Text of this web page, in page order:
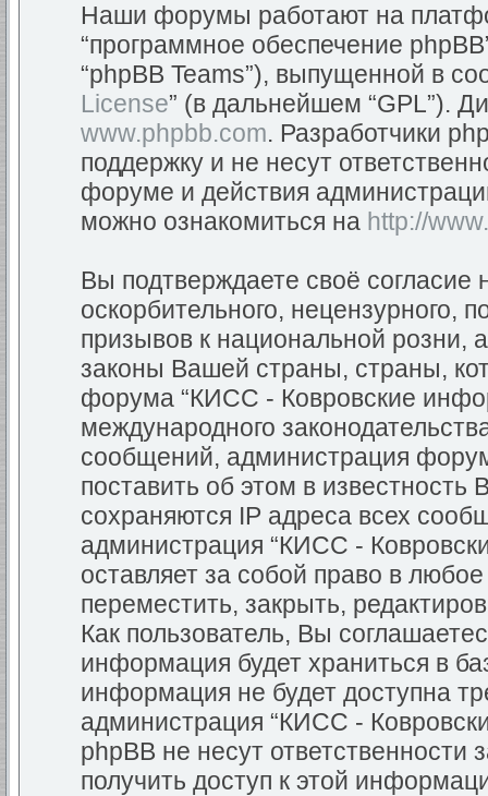
Наши форумы работают на
“программное обеспечение
“phpBB Teams”), выпущенной в
License” (в дальнейшем “GPL”).
www.phpbb.com. Разработчики
поддержку и не несут
форуме и действия
можно ознакомиться на http://
Вы подтверждаете своё
оскорбительного, нецензурного,
призывов к национальной
законы Вашей страны, страны,
форума “КИСС - Ковровские
международного
сообщений, администрация
поставить об этом в
сохраняются IP адреса всех
администрация “КИСС -
оставляет за собой право в
переместить, закрыть,
Как пользователь, Вы
информация будет храниться в
информация не будет доступна
администрация “КИСС -
phpBB не несут ответственности
получить доступ к этой